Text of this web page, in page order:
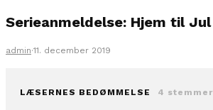
Serieanmeldelse: Hjem til Jul
admin·11. december 2019
LÆSERNES BEDØMMELSE 4 stemmer